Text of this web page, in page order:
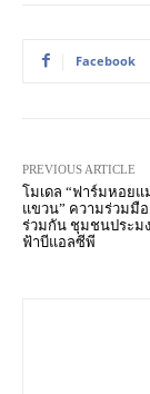
Facebook
PREVIOUS ARTICLE
โมเดล “ฟาร์มหอย
แขวน” ความร่วมมื
ร่วมกัน ชุมชนประมง
ฟ้าบีแอลซีพี